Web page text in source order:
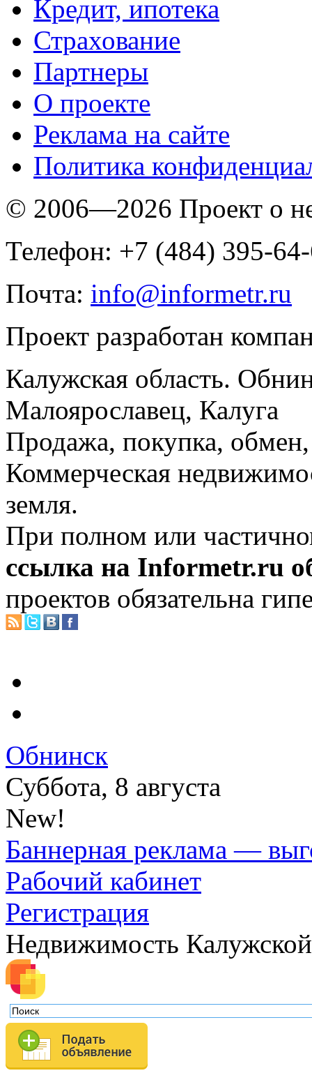
Кредит, ипотека
Страхование
Партнеры
O проекте
Реклама на сайте
Политика
© 2006—2026 Проект о
Телефон: +7 (484) 395-
Почта: info@informetr.ru
Проект разработан
Калужская область.
Малоярославец, Калуга
Продажа, покупка, обмен,
Коммерческая
земля.
При полном или
ссылка на Informetr.ru
проектов обязательна
Обнинск
Суббота, 8 августа
New!
Баннерная реклама —
Рабочий кабинет
Регистрация
Недвижимость